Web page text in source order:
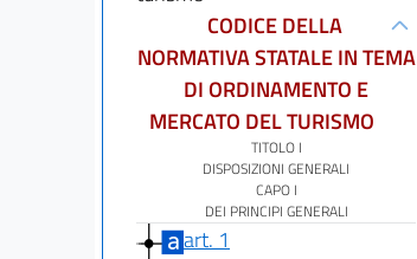
CODICE DELLA
NORMATIVA STATALE IN TEMA
DI ORDINAMENTO E
MERCATO DEL TURISMO
TITOLO I
DISPOSIZIONI GENERALI
CAPO I
DEI PRINCIPI GENERALI
art. 1